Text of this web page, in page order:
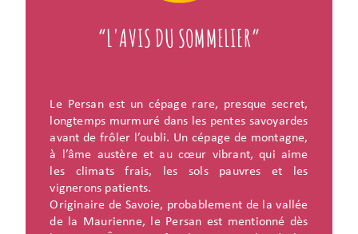
“L'AVIS DU SOMMELIER”
Le Persan est un cépage rare, presque secret,
longtemps murmuré dans les pentes savoyardes
avant de frôler l’oubli. Un cépage de montagne,
à l’âme austère et au cœur vibrant, qui aime
les climats frais, les sols pauvres et les
vignerons patients.
Originaire de Savoie, probablement de la vallée
de la Maurienne, le Persan est mentionné dès